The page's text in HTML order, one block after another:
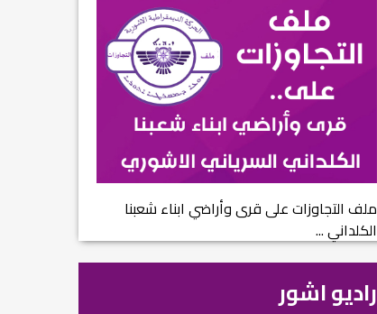
ملف التجاوزات على قرى وأراضي ابناء شعبنا
الكلداني ...
راديو اشور